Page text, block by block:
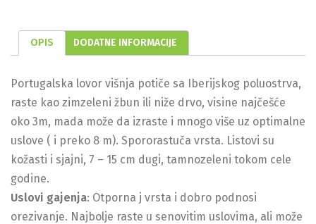
OPIS DODATNE INFORMACIJE
Portugalska lovor višnja potiče sa Iberijskog poluostrva,
raste kao zimzeleni žbun ili niže drvo, visine najčešće
oko 3m, mada može da izraste i mnogo više uz optimalne
uslove ( i preko 8 m). Spororastuča vrsta. Listovi su
kožasti i sjajni, 7 – 15 cm dugi, tamnozeleni tokom cele
godine.
Uslovi gajenja: Otporna j vrsta i dobro podnosi
orezivanje. Najbolje raste u senovitim uslovima, ali može